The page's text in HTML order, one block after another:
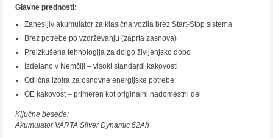
Glavne prednosti:
Zanesljiv akumulator za klasična vozila brez Start-Stop sistema
Brez potrebe po vzdrževanju (zaprta zasnova)
Preizkušena tehnologija za dolgo življenjsko dobo
Izdelano v Nemčiji – visoki standardi kakovosti
Odlična izbira za osnovne energijske potrebe
OE kakovost – primeren kot originalni nadomestni del
Ključne besede:
Akumulator VARTA Silver Dynamic 52Ah